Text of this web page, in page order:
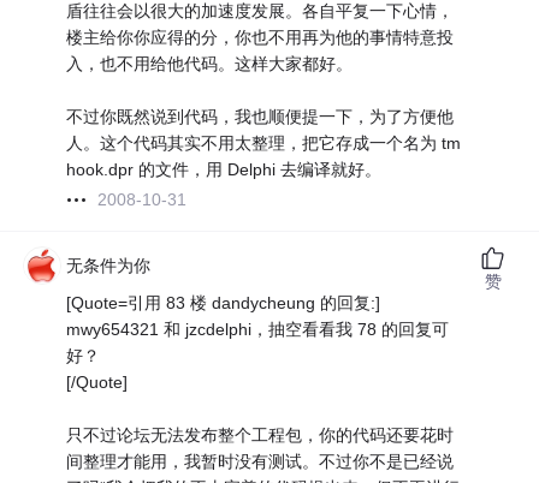
盾往往会以很大的加速度发展。各自平复一下心情，
楼主给你你应得的分，你也不用再为他的事情特意投
入，也不用给他代码。这样大家都好。
不过你既然说到代码，我也顺便提一下，为了方便他
人。这个代码其实不用太整理，把它存成一个名为 tm
hook.dpr 的文件，用 Delphi 去编译就好。
2008-10-31
无条件为你
[Quote=引用 83 楼 dandycheung 的回复:]
mwy654321 和 jzcdelphi，抽空看看我 78 的回复可
好？
[/Quote]
只不过论坛无法发布整个工程包，你的代码还要花时
间整理才能用，我暂时没有测试。不过你不是已经说
赞